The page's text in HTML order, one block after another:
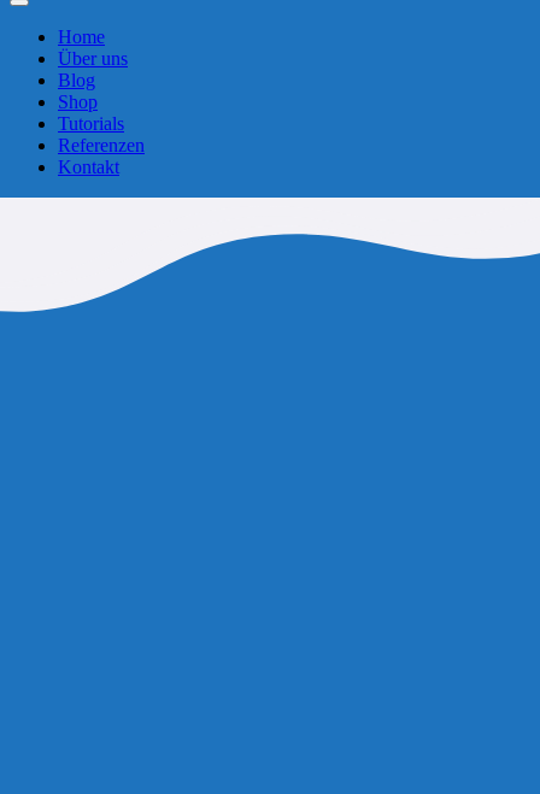
Toggle
NavigationHome
Über uns
Blog
Shop
Tutorials
Referenzen
Kontakt